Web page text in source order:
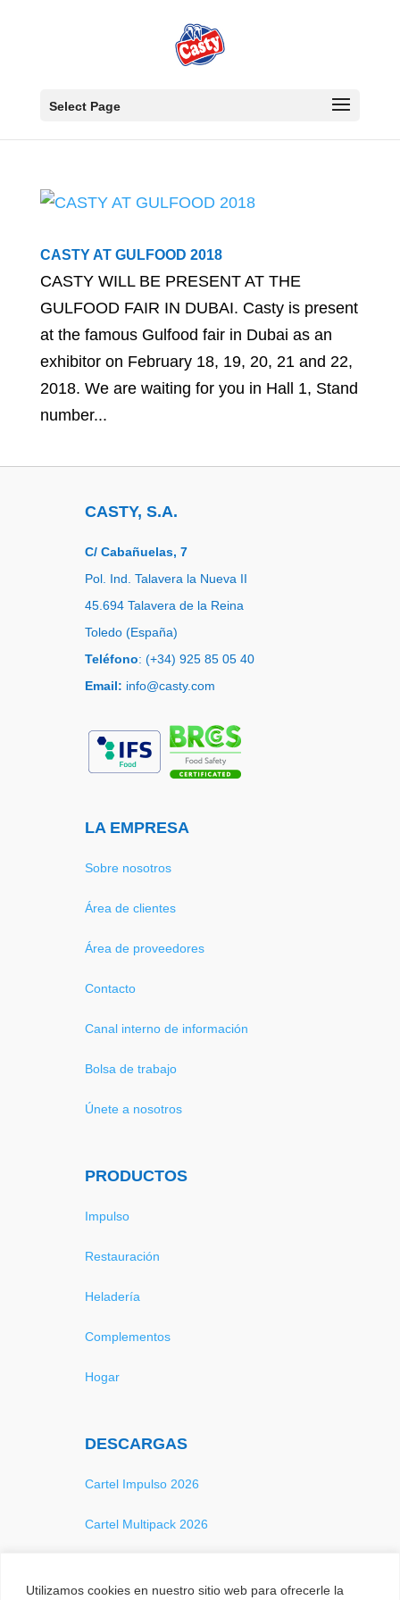
Utilizamos cookies en nuestro sitio web para ofrecerle la
Select Page
CASTY AT GULFOOD 2018
CASTY WILL BE PRESENT AT THE
GULFOOD FAIR IN DUBAI. Casty is present
at the famous Gulfood fair in Dubai as an
exhibitor on February 18, 19, 20, 21 and 22,
2018. We are waiting for you in Hall 1, Stand
number...
CASTY, S.A.
C/ Cabañuelas, 7
Pol. Ind. Talavera la Nueva II
45.694 Talavera de la Reina
Toledo (España)
Teléfono: (+34) 925 85 05 40
Email: info@casty.com
LA EMPRESA
Sobre nosotros
Área de clientes
Área de proveedores
Contacto
Canal interno de información
Bolsa de trabajo
Únete a nosotros
PRODUCTOS
Impulso
Restauración
Heladería
Complementos
Hogar
DESCARGAS
Cartel Impulso 2026
Cartel Multipack 2026